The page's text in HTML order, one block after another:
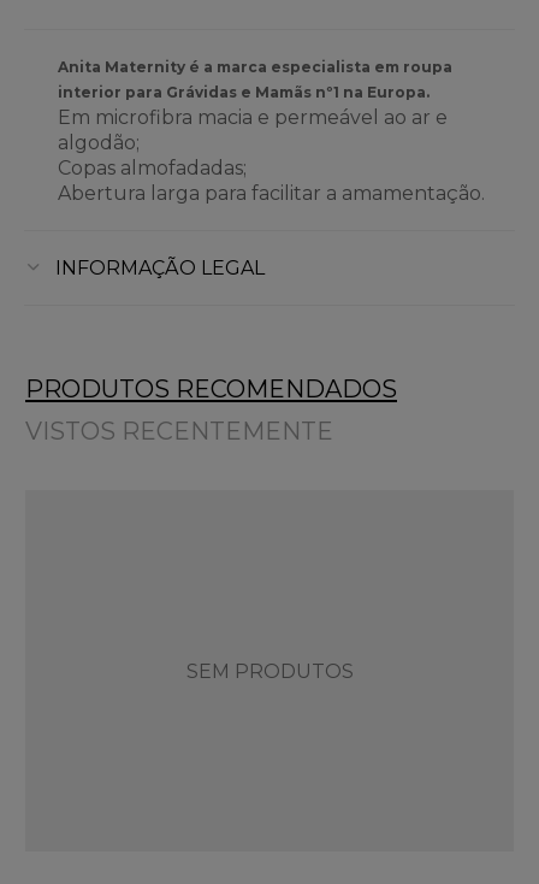
Anita Maternity é a marca especialista em roupa
interior para Grávidas e Mamãs nº1 na Europa.
Em microfibra macia e permeável ao ar e
algodão;
Copas almofadadas;
Abertura larga para facilitar a amamentação.
INFORMAÇÃO LEGAL
PRODUTOS RECOMENDADOS
VISTOS RECENTEMENTE
SEM PRODUTOS